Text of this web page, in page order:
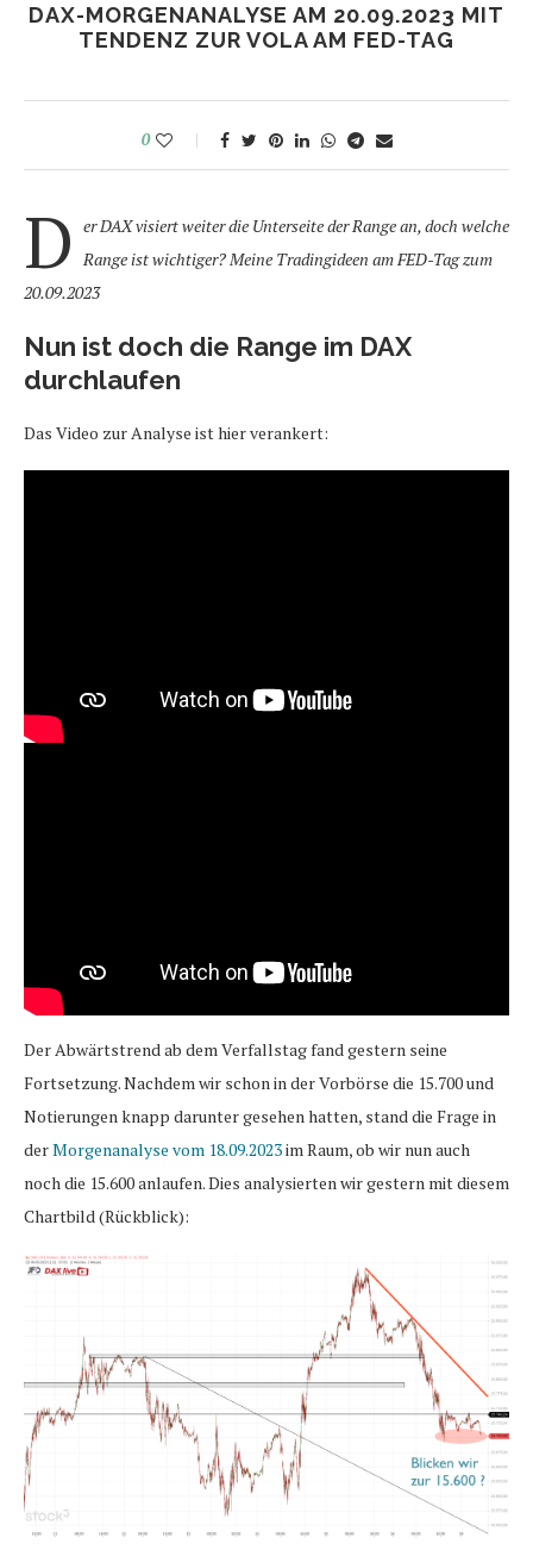
DAX-MORGENANALYSE AM 20.09.2023 MIT
TENDENZ ZUR VOLA AM FED-TAG
0
D er DAX visiert weiter die Unterseite der Range an, doch welche
Range ist wichtiger? Meine Tradingideen am FED-Tag zum
20.09.2023
Nun ist doch die Range im DAX
durchlaufen
Das Video zur Analyse ist hier verankert:
Der Abwärtstrend ab dem Verfallstag fand gestern seine
Fortsetzung. Nachdem wir schon in der Vorbörse die 15.700 und
Notierungen knapp darunter gesehen hatten, stand die Frage in
derMorgenanalyse vom 18.09.2023im Raum, ob wir nun auch
noch die 15.600 anlaufen. Dies analysierten wir gestern mit diesem
Chartbild (Rückblick):